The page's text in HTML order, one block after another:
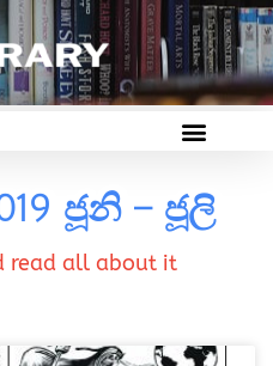
ජූනි – ජූලි
read all about it